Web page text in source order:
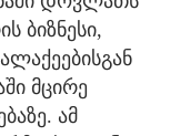
ბიზნესი,
მცირე
ამ